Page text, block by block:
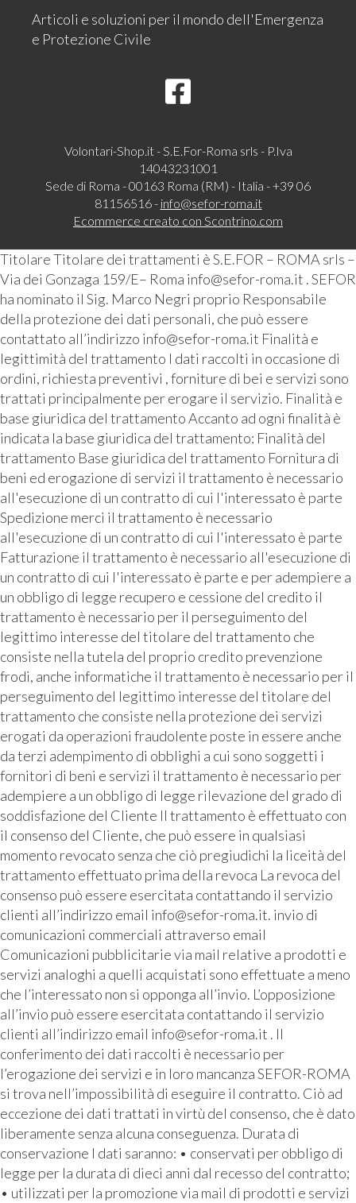
Articoli e soluzioni per il mondo dell'Emergenza
e Protezione Civile
Volontari-Shop.it - S.E.For-Roma srls - P.Iva
14043231001
Sede di Roma - 00163 Roma (RM) - Italia - +39 06
81156516 - info@sefor-roma.it
Ecommerce creato con Scontrino.com
Titolare Titolare dei trattamenti è S.E.FOR – ROMA srls –
Via dei Gonzaga 159/E– Roma info@sefor-roma.it . SEFOR
ha nominato il Sig. Marco Negri proprio Responsabile
della protezione dei dati personali, che può essere
contattato all’indirizzo info@sefor-roma.it Finalità e
legittimità del trattamento I dati raccolti in occasione di
ordini, richiesta preventivi , forniture di bei e servizi sono
trattati principalmente per erogare il servizio. Finalità e
base giuridica del trattamento Accanto ad ogni finalità è
indicata la base giuridica del trattamento: Finalità del
trattamento Base giuridica del trattamento Fornitura di
beni ed erogazione di servizi il trattamento è necessario
all'esecuzione di un contratto di cui l'interessato è parte
Spedizione merci il trattamento è necessario
all'esecuzione di un contratto di cui l'interessato è parte
Fatturazione il trattamento è necessario all'esecuzione di
un contratto di cui l'interessato è parte e per adempiere a
un obbligo di legge recupero e cessione del credito il
trattamento è necessario per il perseguimento del
legittimo interesse del titolare del trattamento che
consiste nella tutela del proprio credito prevenzione
frodi, anche informatiche il trattamento è necessario per il
perseguimento del legittimo interesse del titolare del
trattamento che consiste nella protezione dei servizi
erogati da operazioni fraudolente poste in essere anche
da terzi adempimento di obblighi a cui sono soggetti i
fornitori di beni e servizi il trattamento è necessario per
adempiere a un obbligo di legge rilevazione del grado di
soddisfazione del Cliente Il trattamento è effettuato con
il consenso del Cliente, che può essere in qualsiasi
momento revocato senza che ciò pregiudichi la liceità del
trattamento effettuato prima della revoca La revoca del
consenso può essere esercitata contattando il servizio
clienti all’indirizzo email info@sefor-roma.it. invio di
comunicazioni commerciali attraverso email
Comunicazioni pubblicitarie via mail relative a prodotti e
servizi analoghi a quelli acquistati sono effettuate a meno
che l’interessato non si opponga all’invio. L’opposizione
all’invio può essere esercitata contattando il servizio
clienti all’indirizzo email info@sefor-roma.it . Il
conferimento dei dati raccolti è necessario per
l’erogazione dei servizi e in loro mancanza SEFOR-ROMA
si trova nell’impossibilità di eseguire il contratto. Ciò ad
eccezione dei dati trattati in virtù del consenso, che è dato
liberamente senza alcuna conseguenza. Durata di
conservazione I dati saranno: • conservati per obbligo di
legge per la durata di dieci anni dal recesso del contratto;
• utilizzati per la promozione via mail di prodotti e servizi